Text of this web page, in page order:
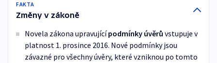
FAKTA
Změny v zákoně
Novela zákona upravujícípodmínky úvěrů vstupuje v
platnost 1. prosince 2016. Nové podmínky jsou
závazné pro všechny úvěry, které vzniknou po tomto